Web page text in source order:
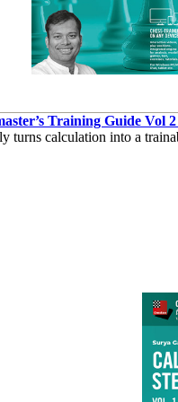
Training Guide Vol
turns calculation into a